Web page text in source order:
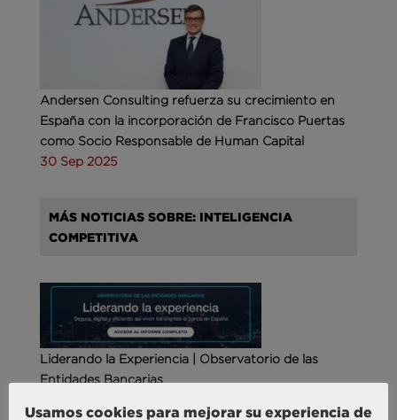
Andersen Consulting refuerza su crecimiento en
España con la incorporación de Francisco Puertas
como Socio Responsable de Human Capital
30 Sep 2025
MÁS NOTICIAS SOBRE: INTELIGENCIA
COMPETITIVA
Liderando la Experiencia | Observatorio de las
Entidades Bancarias
Usamos cookies para mejorar su experiencia de